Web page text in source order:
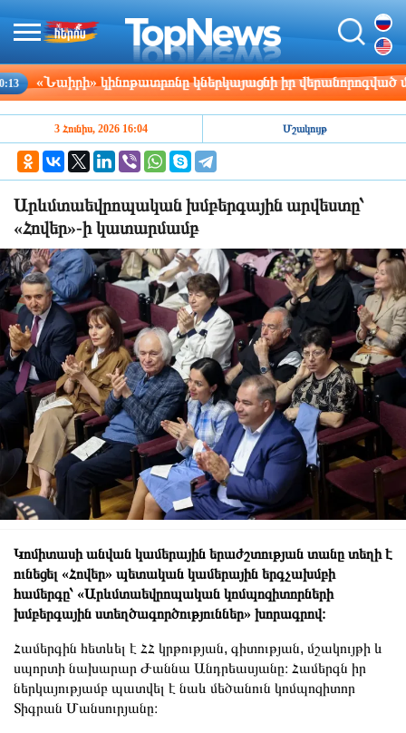
կինոթատրոնը կներկայացնի իր վերանորոգված
3 Հունիս, 2026 16:04 Մշակույթ
Արևմտաեվրոպական խմբերգային արվեստը՝
«Հովեր»-ի կատարմամբ
Կոմիտասի անվան կամերային երաժշտության տանը տեղի է
ունեցել «Հովեր» պետական կամերային երգչախմբի
համերգը՝ «Արևմտաեվրոպական կոմպոզիտորների
խմբերգային ստեղծագործություններ» խորագրով։
Համերգին հետևել է ՀՀ կրթության, գիտության, մշակույթի և
սպորտի նախարար Ժաննա Անդրեասյանը։ Համերգն իր
ներկայությամբ պատվել է նաև մեծանուն կոմպոզիտոր
Տիգրան Մանսուրյանը։